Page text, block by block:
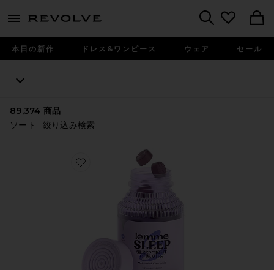
menu - shows more content
本日の新作 ドレス&ワンピース ウェア セール
89,374 商品
ソート
絞り込み検索
Favorite SLEEP ビタミングミ